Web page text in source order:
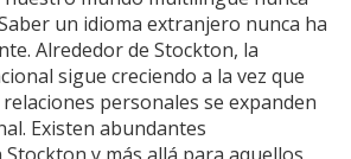
un idioma extranjero nunca ha
Alrededor de Stockton, la
sigue creciendo a la vez que
personales se expanden
Existen abundantes